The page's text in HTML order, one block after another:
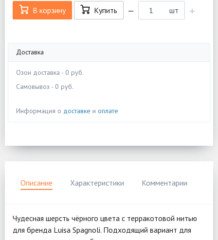
В корзину Купить шт
Доставка
Озон доставка - 0 руб.
Самовывоз - 0 руб.
Информация о доставке и оплате
Описание Характеристики Комментарии
Чудесная шерсть чёрного цвета с терракотовой нитью
для бренда Luisa Spagnoli. Подходящий вариант для